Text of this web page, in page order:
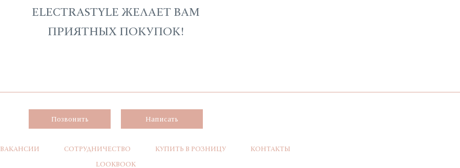
ELECTRASTYLE ЖЕЛАЕТ ВАМ
ПРИЯТНЫХ ПОКУПОК!
Позвонить Написать
ВАКАНСИИ СОТРУДНИЧЕСТВО КУПИТЬ В РОЗНИЦУ
КОНТАКТЫ
LOOKBOOK